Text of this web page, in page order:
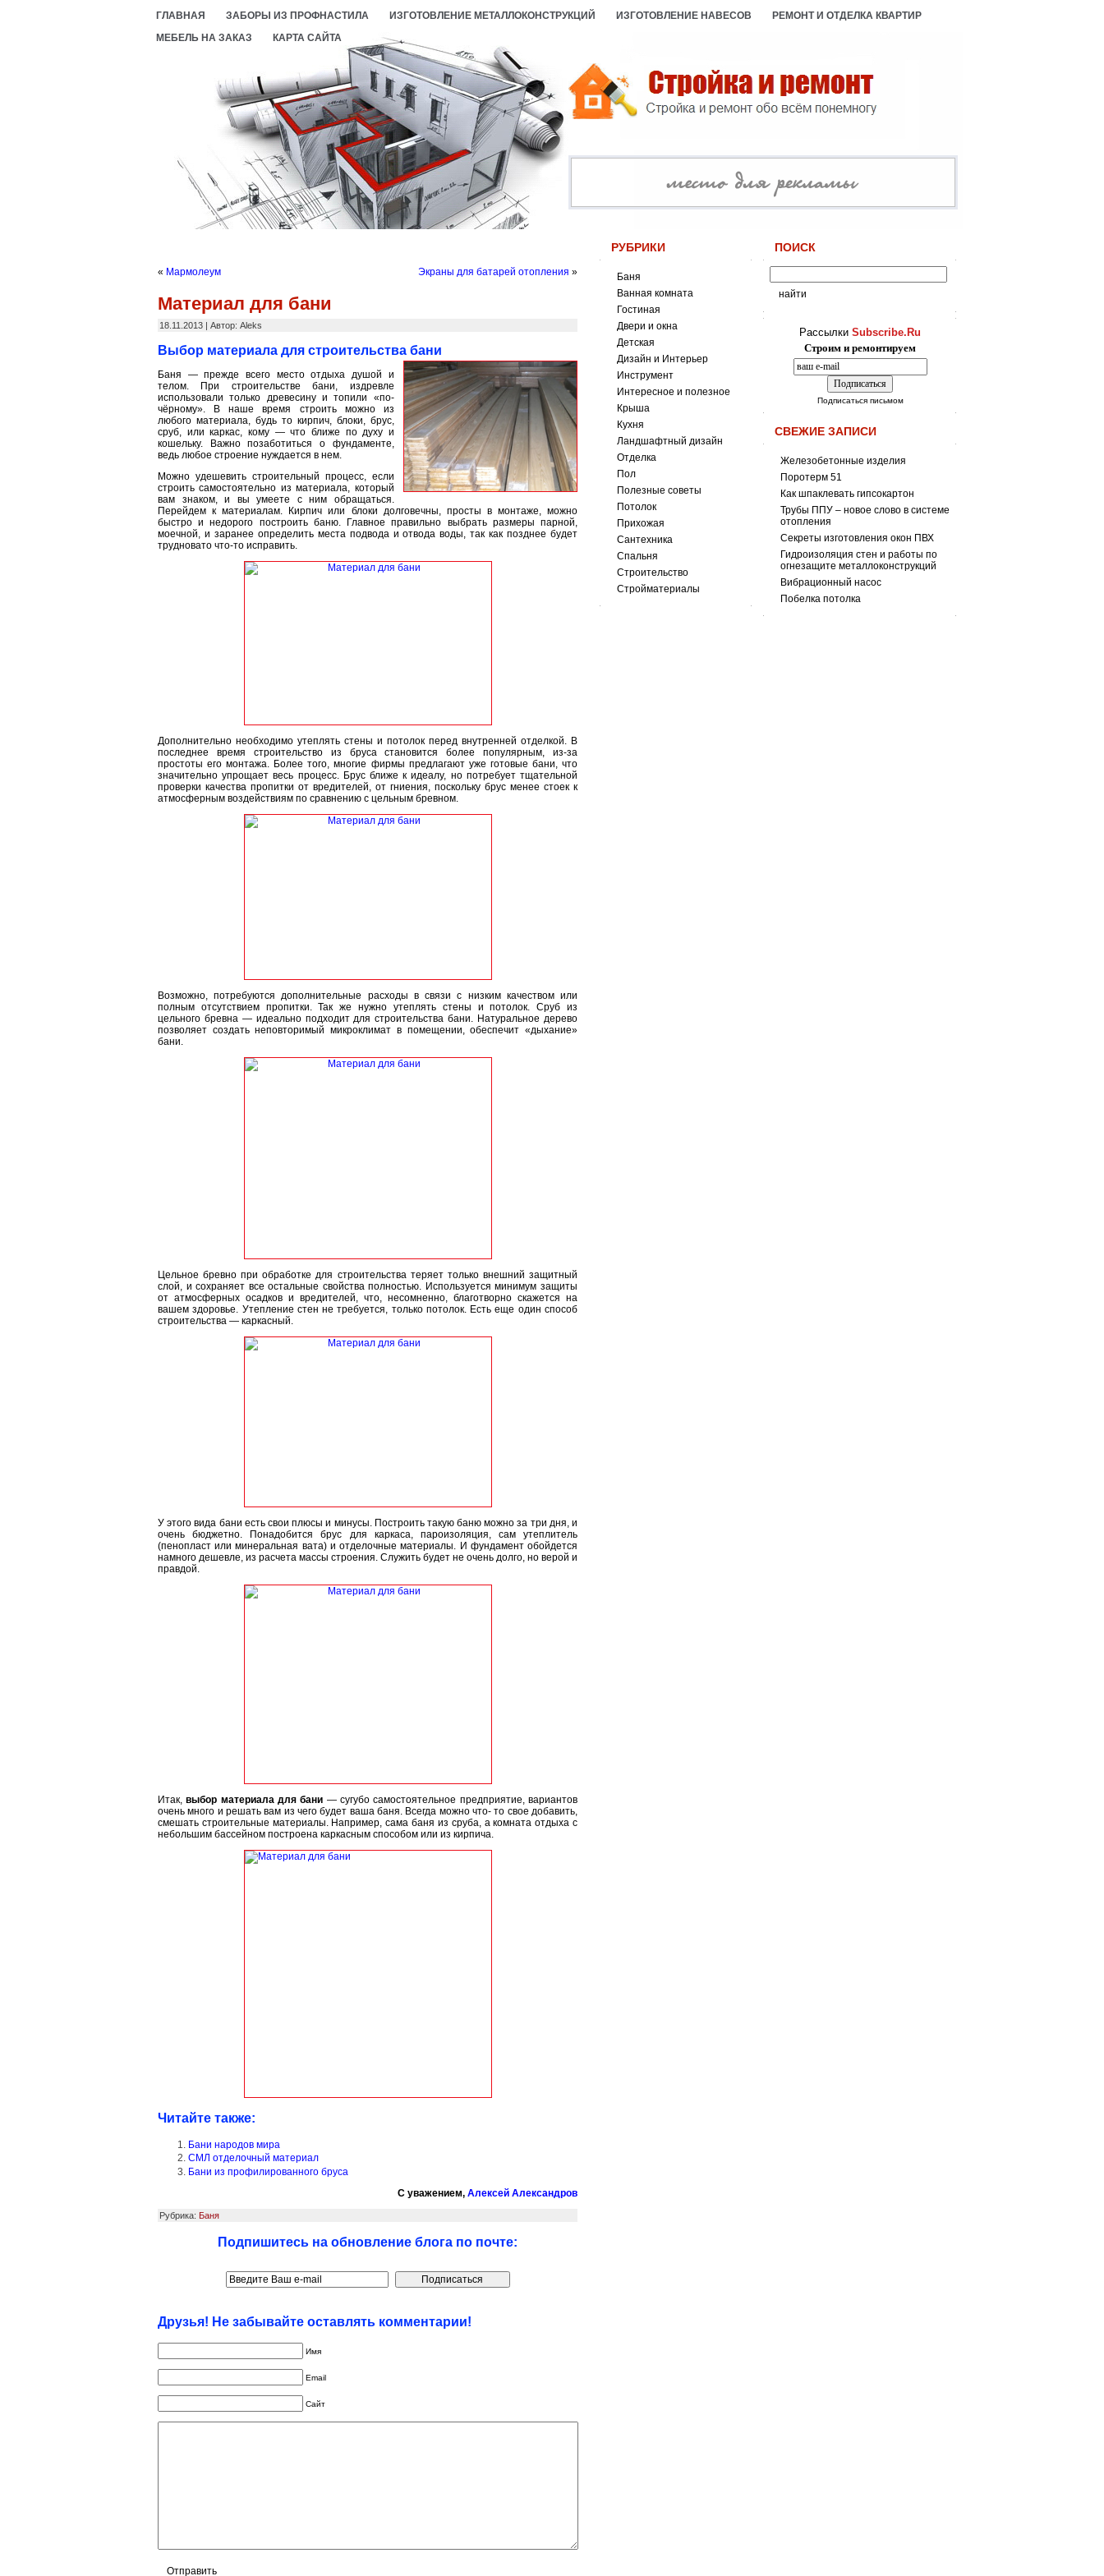
ГЛАВНАЯ ЗАБОРЫ ИЗ ПРОФНАСТИЛА ИЗГОТОВЛЕНИЕ МЕТАЛЛОКОНСТРУКЦИЙ ИЗГОТОВЛЕНИЕ НАВЕСОВ
РЕМОНТ И ОТДЕЛКА КВАРТИР
МЕБЕЛЬ НА ЗАКАЗ
КАРТА САЙТА
« Мармолеум Экраны для батарей отопления »
Материал для бани
18.11.2013 | Автор: Aleks
Выбор материала для строительства бани
Баня — прежде всего место отдыха душой и
телом. При строительстве бани, издревле
использовали только древесину и топили «по-
чёрному». В наше время строить можно из
любого материала, будь то кирпич, блоки, брус,
сруб, или каркас, кому — что ближе по духу и
кошельку. Важно позаботиться о фундаменте,
ведь любое строение нуждается в нем.
Можно удешевить строительный процесс, если
строить самостоятельно из материала, который
вам знаком, и вы умеете с ним обращаться.
Перейдем к материалам. Кирпич или блоки долговечны, просты в монтаже, можно
быстро и недорого построить баню. Главное правильно выбрать размеры парной,
моечной, и заранее определить места подвода и отвода воды, так как позднее будет
трудновато что-то исправить.
Дополнительно необходимо утеплять стены и потолок перед внутренней отделкой. В
последнее время строительство из бруса становится более популярным, из-за
простоты его монтажа. Более того, многие фирмы предлагают уже готовые бани, что
значительно упрощает весь процесс. Брус ближе к идеалу, но потребует тщательной
проверки качества пропитки от вредителей, от гниения, поскольку брус менее стоек к
атмосферным воздействиям по сравнению с цельным бревном.
Возможно, потребуются дополнительные расходы в связи с низким качеством или
полным отсутствием пропитки. Так же нужно утеплять стены и потолок. Сруб из
цельного бревна — идеально подходит для строительства бани. Натуральное дерево
позволяет создать неповторимый микроклимат в помещении, обеспечит «дыхание»
бани.
Цельное бревно при обработке для строительства теряет только внешний защитный
слой, и сохраняет все остальные свойства полностью. Используется минимум защиты
от атмосферных осадков и вредителей, что, несомненно, благотворно скажется на
вашем здоровье. Утепление стен не требуется, только потолок. Есть еще один способ
строительства — каркасный.
У этого вида бани есть свои плюсы и минусы. Построить такую баню можно за три дня, и
очень бюджетно. Понадобится брус для каркаса, пароизоляция, сам утеплитель
(пенопласт или минеральная вата) и отделочные материалы. И фундамент обойдется
намного дешевле, из расчета массы строения. Служить будет не очень долго, но верой и
правдой.
Итак,выбор материала для бани — сугубо самостоятельное предприятие, вариантов
очень много и решать вам из чего будет ваша баня. Всегда можно что- то свое добавить,
смешать строительные материалы. Например, сама баня из сруба, а комната отдыха с
небольшим бассейном построена каркасным способом или из кирпича.
Читайте также:
Бани народов мира
СМЛ отделочный материал
Бани из профилированного бруса
С уважением, Алексей Александров
Рубрика: Баня
Подпишитесь на обновление блога по почте:
Друзья! Не забывайте оставлять комментарии!
Имя
Email
Сайт
РУБРИКИ
Баня
Ванная комната
Гостиная
Двери и окна
Детская
Дизайн и Интерьер
Инструмент
Интересное и полезное
Крыша
Кухня
Ландшафтный дизайн
Отделка
Пол
Полезные советы
Потолок
Прихожая
Сантехника
Спальня
Строительство
Стройматериалы
ПОИСК
Рассылки Subscribe.Ru
Строим и ремонтируем
Подписаться письмом
СВЕЖИЕ ЗАПИСИ
Железобетонные изделия
Поротерм 51
Как шпаклевать гипсокартон
Трубы ППУ – новое слово в системе
отопления
Секреты изготовления окон ПВХ
Гидроизоляция стен и работы по
огнезащите металлоконструкций
Вибрационный насос
Побелка потолка